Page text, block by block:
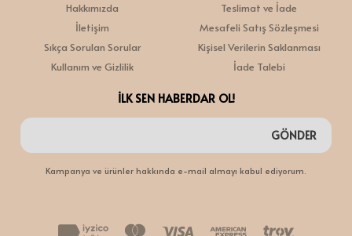
Hakkımızda
İletişim
Sıkça Sorulan Sorular
Kullanım ve Gizlilik
Teslimat ve İade
Mesafeli Satış Sözleşmesi
Kişisel Verilerin Saklanması
İade Talebi
İLK SEN HABERDAR OL!
GÖNDER
Kampanya ve ürünler hakkında e-mail almayı kabul ediyorum.